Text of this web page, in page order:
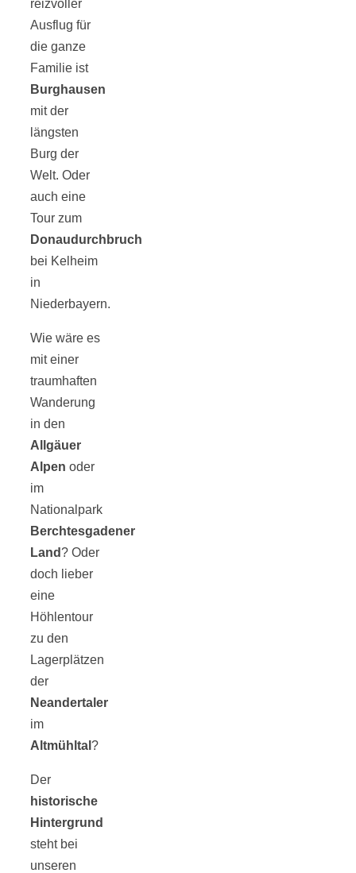
reizvoller
Ausflug für
die ganze
Familie ist
Burghausen
mit der
längsten
Burg der
Welt. Oder
auch eine
Tour zum
Donaudurchbruch
bei Kelheim
in
Niederbayern.
Wie wäre es
mit einer
traumhaften
Wanderung
in den
Allgäuer
Alpen oder
im
Nationalpark
Berchtesgadener
Land? Oder
doch lieber
eine
Höhlentour
zu den
Lagerplätzen
der
Neandertaler
im
Altmühltal ?
Der
historische
Hintergrund
steht bei
unseren